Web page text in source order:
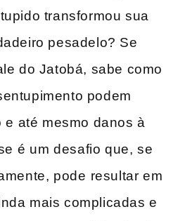
transformou sua
pesadelo? Se
do Jatobá, sabe ‌como
podem
até mesmo danos à
é⁤ um desafio que, se
pode ⁤resultar em
mais ​complicadas e